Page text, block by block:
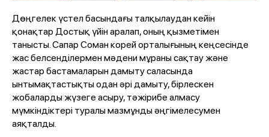
Дөңгелек үстел басындағы талқылаудан кейін
қонақтар Достық үйін аралап, оның қызметімен
танысты. Сапар Соман корей орталығының кеңсесінде
жас белсенділермен мәдени мұраны сақтау және
жастар бастамаларын дамыту саласында
ынтымақтастықты одан әрі дамыту, бірлескен
жобаларды жүзеге асыру, тәжірибе алмасу
мүмкіндіктері туралы мазмұнды әңгімелесумен
аяқталды.